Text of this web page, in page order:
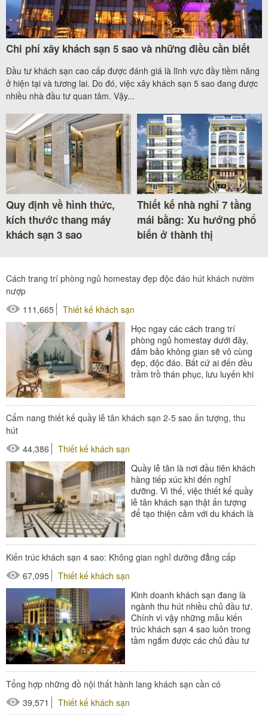
Chi phí xây khách sạn 5 sao và những điều cần biết
Đầu tư khách sạn cao cấp được đánh giá là lĩnh vực đầy tiềm năng
ở hiện tại và tương lai. Do đó, việc xây khách sạn 5 sao đang được
nhiều nhà đầu tư quan tâm. Vậy...
Quy định về hình thức,
kích thước thang máy
khách sạn 3 sao
Thiết kế nhà nghỉ 7 tầng
mái bằng: Xu hướng phổ
biến ở thành thị
Cách trang trí phòng ngủ homestay đẹp độc đáo hút khách nườm
nượp
111,665
Thiết kế khách sạn
Học ngay các cách trang trí
phòng ngủ homestay dưới đây,
đảm bảo không gian sẽ vô cùng
đẹp, độc đáo. Bất cứ ai đến đều
trầm trồ thán phục, lưu luyến khi
#thiết bị buồng phòng
Cẩm nang thiết kế quầy lễ tân khách sạn 2-5 sao ấn tượng, thu
hút
44,386
Thiết kế khách sạn
Quầy lễ tân là nơi đầu tiên khách
hàng tiếp xúc khi đến nghỉ
dưỡng. Vì thế, việc thiết kế quầy
lễ tân khách sạn thật ấn tượng
để tạo thiện cảm với du khách là
Kiến trúc khách sạn 4 sao: Không gian nghỉ dưỡng đẳng cấp
67,095
Thiết kế khách sạn
Kinh doanh khách sạn đang là
ngành thu hút nhiều chủ đầu tư.
Chính vì vậy những mẫu kiến
trúc khách sạn 4 sao luôn trong
tầm ngắm được các chủ đầu tư
#thiết bị phòng tắm
Tổng hợp những đồ nội thất hành lang khách sạn cần có
39,571
Thiết kế khách sạn